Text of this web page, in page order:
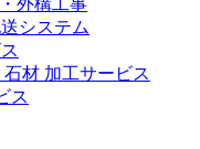
外構工事
システム
石材 加工サービス
ス